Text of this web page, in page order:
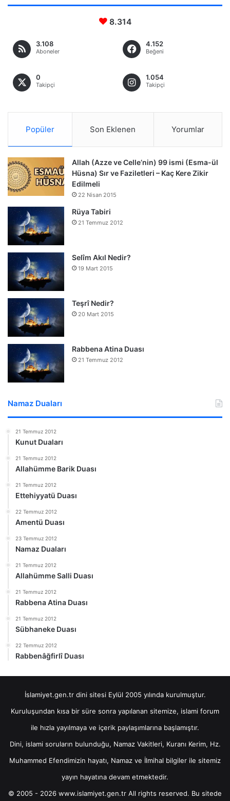
8.314
3.108
Aboneler
4.152
Beğeni
0
Takipçi
1.054
Takipçi
Popüler Son Eklenen Yorumlar
Allah (Azze ve Celle’nin) 99 ismi (Esma-ül
Hüsna) Sır ve Faziletleri – Kaç Kere Zikir
Edilmeli
22 Nisan 2015
Rüya Tabiri
21 Temmuz 2012
Selîm Akıl Nedir?
19 Mart 2015
Teşrî Nedir?
20 Mart 2015
Rabbena Atina Duası
21 Temmuz 2012
Namaz Duaları
21 Temmuz 2012
Kunut Duaları
21 Temmuz 2012
Allahümme Barik Duası
21 Temmuz 2012
Ettehiyyatü Duası
22 Temmuz 2012
Amentü Duası
23 Temmuz 2012
Namaz Duaları
21 Temmuz 2012
Allahümme Salli Duası
21 Temmuz 2012
Rabbena Atina Duası
21 Temmuz 2012
Sübhaneke Duası
22 Temmuz 2012
Rabbenâğfirlî Duası
İslamiyet.gen.tr dini sitesi Eylül 2005 yılında kurulmuştur.
Kuruluşundan kısa bir süre sonra yapılanan sitemize, islami forum
ile hızla yayılmaya ve içerik paylaşımlarına başlamıştır.
Dini, islami soruların bulunduğu, Namaz Vakitleri, Kuranı Kerim, Hz.
Muhammed Efendimizin hayatı, Namaz ve İlmihal bilgiler ile sitemiz
yayın hayatına devam etmektedir.
© 2005 - 2026 www.islamiyet.gen.tr All rights reserved. Bu sitede